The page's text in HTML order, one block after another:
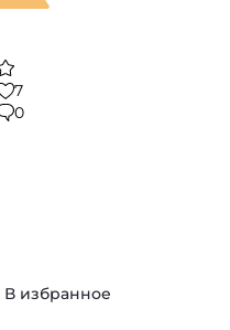
7
0
В избранное